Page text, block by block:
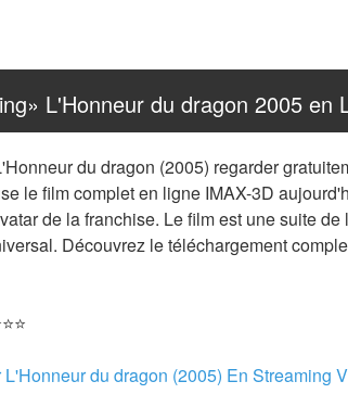
L'Honneur du dragon 2005 en
du dragon (2005) regarder
le film complet en ligne IMAX-3D
de la franchise. Le film est une suite
Découvrez le téléchargement
L'Honneur du dragon (2005) En Streaming